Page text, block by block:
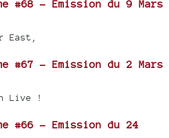
#68 - Emission du 9 Mars
East,
#67 - Emission du 2 Mars
Live !
#66 - Emission du 24